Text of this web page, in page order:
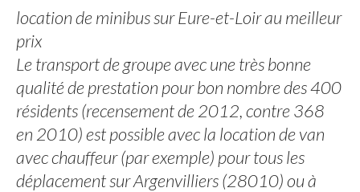
location de minibus sur Eure-et-Loir au meilleur
prix
Le transport de groupe avec une très bonne
qualité de prestation pour bon nombre des 400
résidents (recensement de 2012, contre 368
en 2010) est possible avec la location de van
avec chauffeur (par exemple) pour tous les
déplacement sur Argenvilliers (28010) ou à